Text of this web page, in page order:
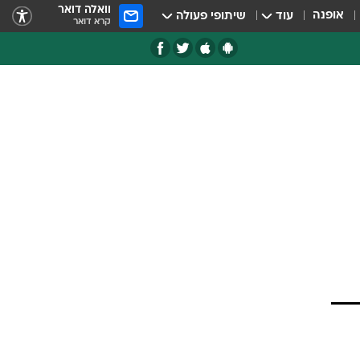
אופנה עוד שיתופי פעולה וואלה דואר
קרא דואר